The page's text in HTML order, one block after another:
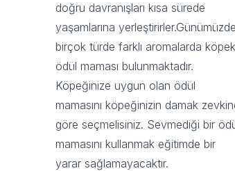
doğru davranışları kısa sürede
yaşamlarına yerleştirirler.Günümüzde
birçok türde farklı aromalarda köpek
ödül maması bulunmaktadır.
Köpeğinize uygun olan ödül
mamasını köpeğinizin damak
göre seçmelisiniz. Sevmediği bir
mamasını kullanmak eğitimde bir
yarar sağlamayacaktır.